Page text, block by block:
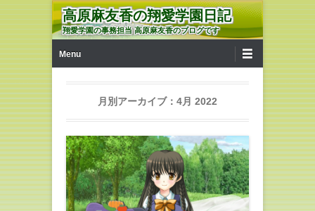
高原麻友香の翔愛学園日記
翔愛学園の事務担当 高原麻友香のブログです
Menu
月別アーカイブ： 4月 2022